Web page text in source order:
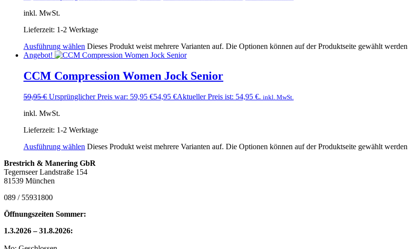
inkl. MwSt.
Lieferzeit: 1-2 Werktage
Ausführung wählen Dieses Produkt weist mehrere Varianten auf. Die Optionen können auf der Produktseite gewählt werden
Angebot!
CCM Compression Women Jock Senior
59,95€ Ursprünglicher Preis war: 59,95 €54,95 €Aktueller Preis ist: 54,95 €. inkl. MwSt.
inkl. MwSt.
Lieferzeit: 1-2 Werktage
Ausführung wählen Dieses Produkt weist mehrere Varianten auf. Die Optionen können auf der Produktseite gewählt werden
Brestrich & Manering GbR
Tegernseer Landstraße 154
81539 München
089 / 55931800
Öffnungszeiten Sommer:
1.3.2026 – 31.8.2026: